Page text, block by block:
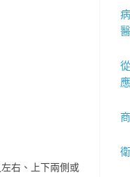
右、上下兩側或
應